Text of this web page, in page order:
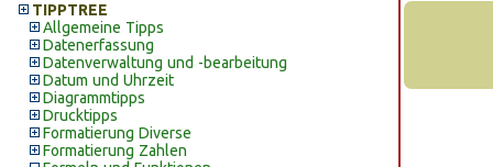
TIPPTREE
Allgemeine Tipps
Datenerfassung
Datenverwaltung und -bearbeitung
Datum und Uhrzeit
Diagrammtipps
Drucktipps
Formatierung Diverse
Formatierung Zahlen